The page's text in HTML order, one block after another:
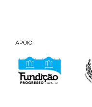
APOIO